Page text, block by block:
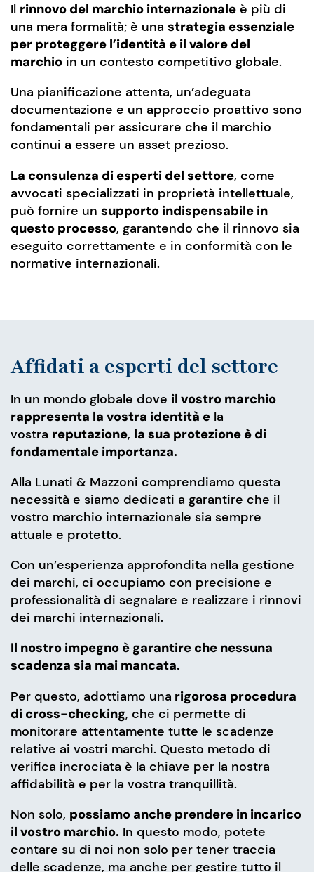
Il rinnovo del marchio internazionale è più di
una mera formalità; è una strategia essenziale
per proteggere l’identità e il valore del
marchio in un contesto competitivo globale.
Una pianificazione attenta, un’adeguata
documentazione e un approccio proattivo sono
fondamentali per assicurare che il marchio
continui a essere un asset prezioso.
La consulenza di esperti del settore, come
avvocati specializzati in proprietà intellettuale,
può fornire un supporto indispensabile in
questo processo, garantendo che il rinnovo sia
eseguito correttamente e in conformità con le
normative internazionali.
Affidati a esperti del settore
In un mondo globale dove il vostro marchio
rappresenta la vostra identità e la
vostra reputazione, la sua protezione è di
fondamentale importanza.
Alla Lunati & Mazzoni comprendiamo questa
necessità e siamo dedicati a garantire che il
vostro marchio internazionale sia sempre
attuale e protetto.
Con un’esperienza approfondita nella gestione
dei marchi, ci occupiamo con precisione e
professionalità di segnalare e realizzare i rinnovi
dei marchi internazionali.
Il nostro impegno è garantire che nessuna
scadenza sia mai mancata.
Per questo, adottiamo una rigorosa procedura
di cross-checking, che ci permette di
monitorare attentamente tutte le scadenze
relative ai vostri marchi. Questo metodo di
verifica incrociata è la chiave per la nostra
affidabilità e per la vostra tranquillità.
Non solo, possiamo anche prendere in incarico
il vostro marchio. In questo modo, potete
contare su di noi non solo per tener traccia
delle scadenze, ma anche per gestire tutto il